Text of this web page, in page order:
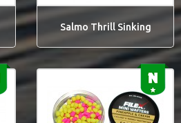
Salmo Thrill Sinking